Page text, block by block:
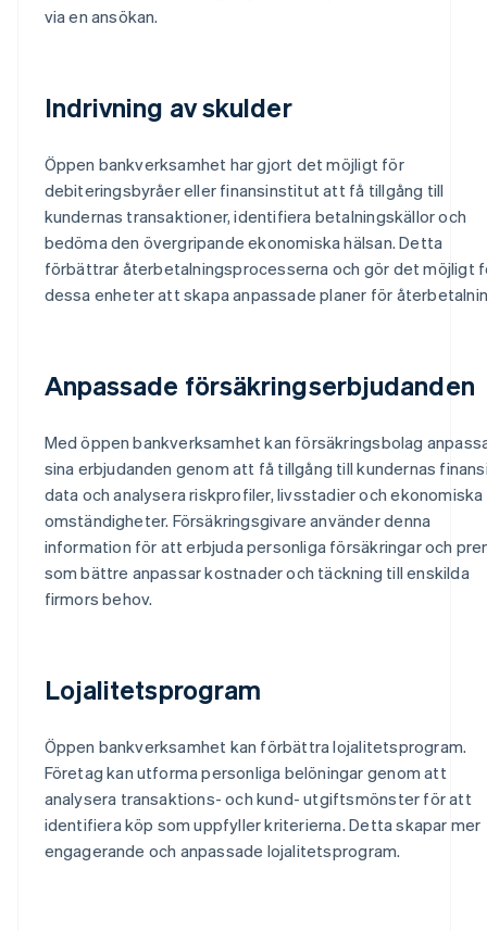
via en ansökan.
Indrivning av skulder
Öppen bankverksamhet har gjort det möjligt för
debiteringsbyråer eller finansinstitut att få tillgång till
kundernas transaktioner, identifiera betalningskällor och
bedöma den övergripande ekonomiska hälsan. Detta
förbättrar återbetalningsprocesserna och gör det möjligt
dessa enheter att skapa anpassade planer för
Anpassade försäkringserbjudanden
Med öppen bankverksamhet kan försäkringsbolag
sina erbjudanden genom att få tillgång till kundernas
data och analysera riskprofiler, livsstadier och ekonomiska
omständigheter. Försäkringsgivare använder denna
information för att erbjuda personliga försäkringar och
som bättre anpassar kostnader och täckning till enskilda
firmors behov.
Lojalitetsprogram
Öppen bankverksamhet kan förbättra lojalitetsprogram.
Företag kan utforma personliga belöningar genom att
analysera transaktions- och kund- utgiftsmönster för att
identifiera köp som uppfyller kriterierna. Detta skapar mer
engagerande och anpassade lojalitetsprogram.